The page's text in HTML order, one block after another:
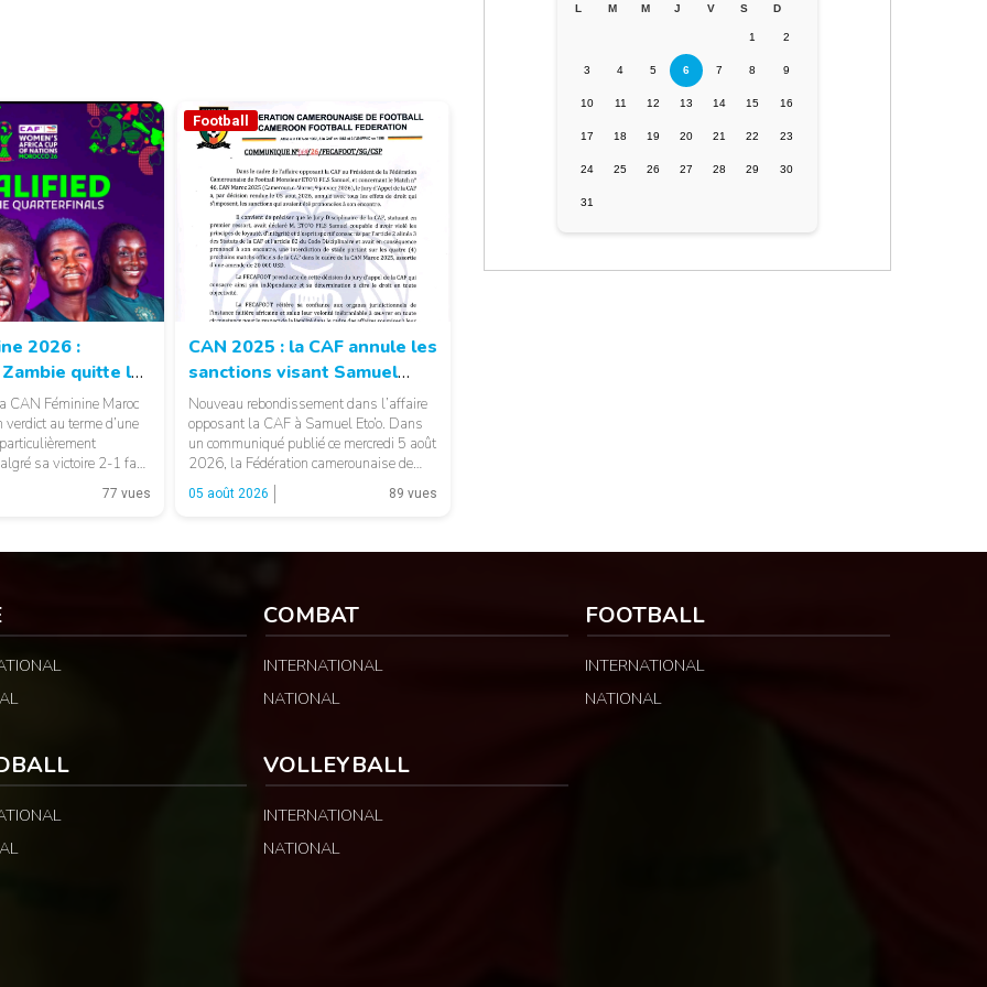
2026 :
quitte la
malgré ses six
CAN Féminine Maroc
au terme d’une
sa victoire 2-1 face
termine à la
voit son parcours77 vues
© Fecafoot
Football
CAN 2025 : la CAF annule les
sanctions visant Samuel
Eto’o
Nouveau rebondissement dans l’affaire
opposant la CAF à Samuel Eto’o. Dans
un communiqué publié ce mercredi 5 août
2026, la Fédération camerounaise de
football (FECAFOOT) annonce que le
Jury d’appel de la CAF a annulé les
05 août 2026 89 vues
L M M J V S D
1 2
3 4 5 6 7 8 9
10 11 12 13 14 15 16
17 18 19 20 21 22 23
24 25 26 27 28 29 30
31
COMBAT
INTERNATIONAL
NATIONAL
FOOTBALL
INTERNATIONAL
NATIONAL
VOLLEYBALL
INTERNATIONAL
NATIONAL